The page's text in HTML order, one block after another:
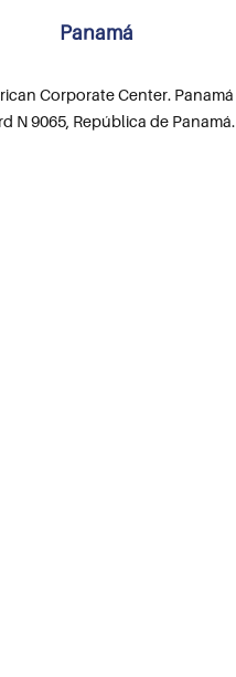
Panamá
Corporate Center.
N 9065, República de Panamá.